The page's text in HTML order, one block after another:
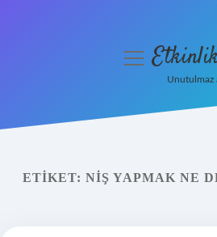
Yasal Uyarı
menüyü
Unutulmaz
ETIKET: NIŞ YAPMAK NE